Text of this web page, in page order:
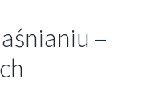
–